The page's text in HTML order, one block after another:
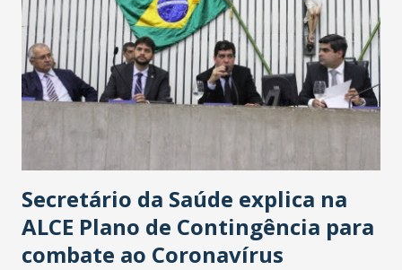
Secretário da Saúde explica na
ALCE Plano de Contingência para
combate ao Coronavírus